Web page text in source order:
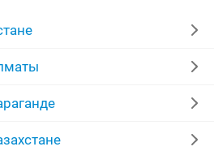
дубленки натуральные
женские платья
женские